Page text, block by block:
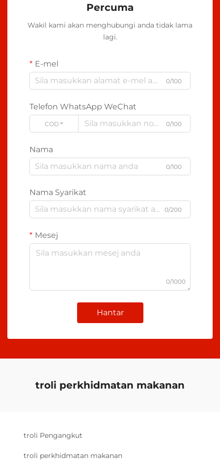
Percuma
Wakil kami akan menghubungi anda tidak lama
lagi.
E-mel
0/100
Telefon WhatsApp WeChat
CODE 0/100
Nama
0/100
Nama Syarikat
0/200
Mesej
0/1000
Hantar
troli perkhidmatan makanan
troli Pengangkut
troli perkhidmatan makanan